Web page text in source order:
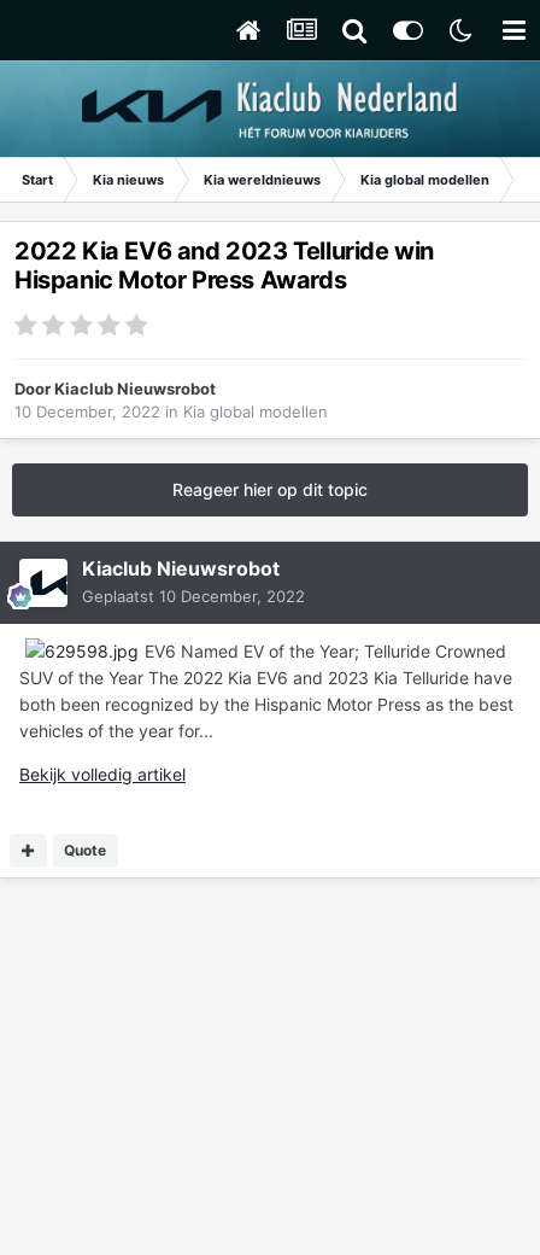
Start Kia nieuws Kia wereldnieuws Kia global modellen
2022 Kia EV6 and 2023 Telluride win
Hispanic Motor Press Awards
DoorKiaclub Nieuwsrobot
10 December, 2022 in Kia global modellen
Reageer hier op dit topic
Kiaclub Nieuwsrobot
Geplaatst 10 December, 2022
EV6 Named EV of the Year; Telluride Crowned
SUV of the Year The 2022 Kia EV6 and 2023 Kia Telluride have
both been recognized by the Hispanic Motor Press as the best
vehicles of the year for...
Bekijk volledig artikel
Quote